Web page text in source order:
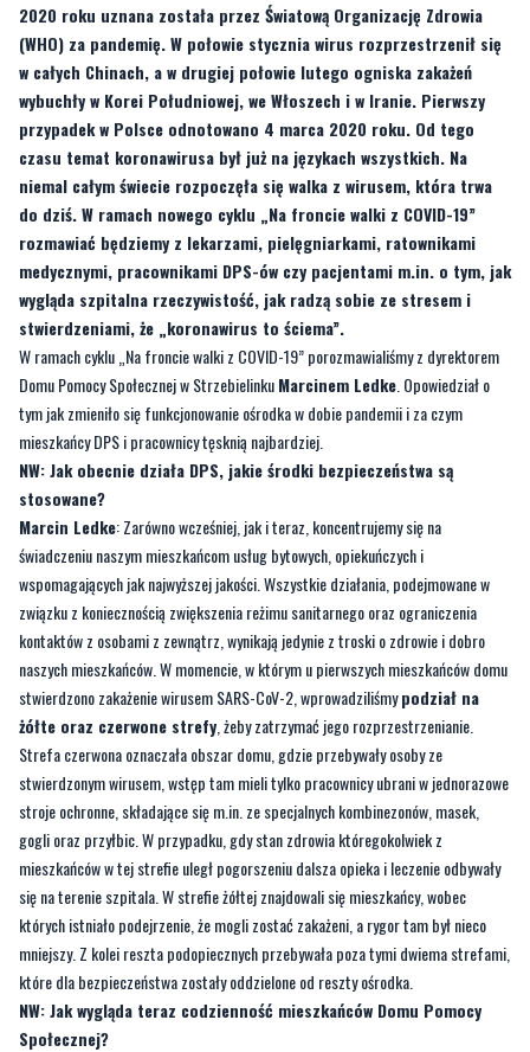
2020 roku uznana została przez Światową Organizację Zdrowia
(WHO) za pandemię. W połowie stycznia wirus rozprzestrzenił się
w całych Chinach, a w drugiej połowie lutego ogniska zakażeń
wybuchły w Korei Południowej, we Włoszech i w Iranie. Pierwszy
przypadek w Polsce odnotowano 4 marca 2020 roku. Od tego
czasu temat koronawirusa był już na językach wszystkich. Na
niemal całym świecie rozpoczęła się walka z wirusem, która trwa
do dziś. W ramach nowego cyklu „Na froncie walki z COVID-19”
rozmawiać będziemy z lekarzami, pielęgniarkami, ratownikami
medycznymi, pracownikami DPS-ów czy pacjentami m.in. o tym, jak
wygląda szpitalna rzeczywistość, jak radzą sobie ze stresem i
stwierdzeniami, że „koronawirus to ściema”.
W ramach cyklu „Na froncie walki z COVID-19” porozmawialiśmy z dyrektorem
Domu Pomocy Społecznej w StrzebielinkuMarcinem Ledke . Opowiedział o
tym jak zmieniło się funkcjonowanie ośrodka w dobie pandemii i za czym
mieszkańcy DPS i pracownicy tęsknią najbardziej.
NW: Jak obecnie działa DPS, jakie środki bezpieczeństwa są
stosowane?
Marcin Ledke: Zarówno wcześniej, jak i teraz, koncentrujemy się na
świadczeniu naszym mieszkańcom usług bytowych, opiekuńczych i
wspomagających jak najwyższej jakości. Wszystkie działania, podejmowane w
związku z koniecznością zwiększenia reżimu sanitarnego oraz ograniczenia
kontaktów z osobami z zewnątrz, wynikają jedynie z troski o zdrowie i dobro
naszych mieszkańców. W momencie, w którym u pierwszych mieszkańców domu
stwierdzono zakażenie wirusem SARS-CoV-2, wprowadziliśmypodział na
żółte oraz czerwone strefy , żeby zatrzymać jego rozprzestrzenianie.
Strefa czerwona oznaczała obszar domu, gdzie przebywały osoby ze
stwierdzonym wirusem, wstęp tam mieli tylko pracownicy ubrani w jednorazowe
stroje ochronne, składające się m.in. ze specjalnych kombinezonów, masek,
gogli oraz przyłbic. W przypadku, gdy stan zdrowia któregokolwiek z
mieszkańców w tej strefie uległ pogorszeniu dalsza opieka i leczenie odbywały
się na terenie szpitala. W strefie żółtej znajdowali się mieszkańcy, wobec
których istniało podejrzenie, że mogli zostać zakażeni, a rygor tam był nieco
mniejszy. Z kolei reszta podopiecznych przebywała poza tymi dwiema strefami,
które dla bezpieczeństwa zostały oddzielone od reszty ośrodka.
NW: Jak wygląda teraz codzienność mieszkańców Domu Pomocy
Społecznej?